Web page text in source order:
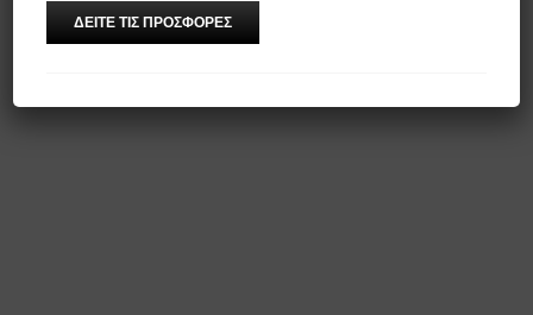
ΔΕΙΤΕ ΤΙΣ ΠΡΟΣΦΟΡΕΣ